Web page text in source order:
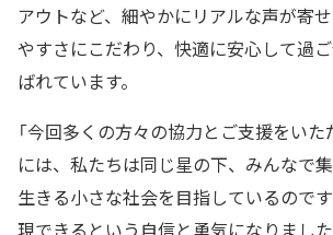
アウトなど、細やかにリアルな声が寄
やすさにこだわり、快適に安心して過
ばれています。
「今回多くの方々の協力とご支援をい
には、私たちは同じ星の下、みんなで
生きる小さな社会を目指しているので
現できるという自信と勇気になりました